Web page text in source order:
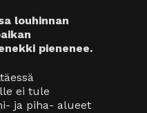
louhinnan
pienenee.
ei tule
ja piha- alueet